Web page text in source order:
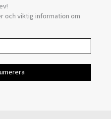
och viktig information om